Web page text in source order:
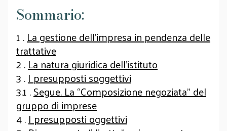
Sommario:
1 .La gestione dell’impresa in pendenza delle
trattative
2 .La natura giuridica dell’istituto
3 .I presupposti soggettivi
3.1 .Segue. La “Composizione negoziata” del
gruppo di imprese
4 .I presupposti oggettivi